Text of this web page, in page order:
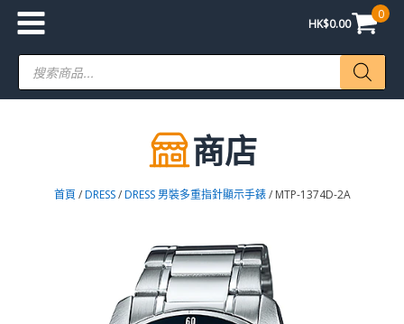
HK$0.00
0
Products
search
商店
首頁 /DRESS/DRESS 男裝多重指針顯示手錶/ MTP-1374D-2A